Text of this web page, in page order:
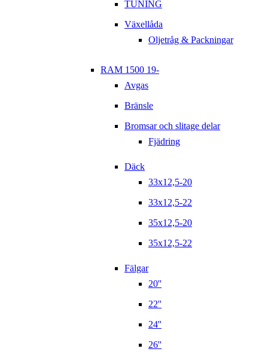
TUNING
Växellåda
Oljetråg & Packningar
RAM 1500 19-
Avgas
Bränsle
Bromsar och slitage delar
Fjädring
Däck
33x12,5-20
33x12,5-22
35x12,5-20
35x12,5-22
Fälgar
20''
22''
24''
26''